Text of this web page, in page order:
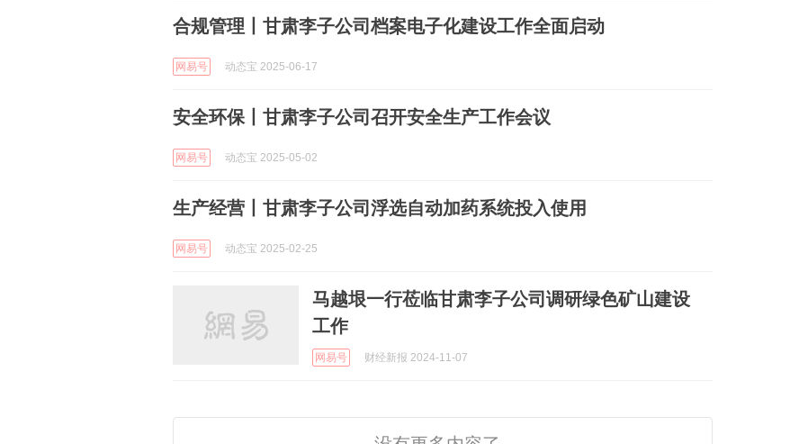
合规管理丨甘肃李子公司档案电子化建设工作全面启动
网易号 动态宝 2025-06-17
安全环保丨甘肃李子公司召开安全生产工作会议
网易号 动态宝 2025-05-02
生产经营丨甘肃李子公司浮选自动加药系统投入使用
网易号 动态宝 2025-02-25
马越垠一行莅临甘肃李子公司调研绿色矿山建设
工作
网易号 财经新报 2024-11-07